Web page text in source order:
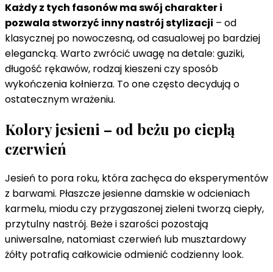
Każdy z tych fasonów ma swój charakter i
pozwala stworzyć inny nastrój stylizacji – od
klasycznej po nowoczesną, od casualowej po bardziej
elegancką. Warto zwrócić uwagę na detale: guziki,
długość rękawów, rodzaj kieszeni czy sposób
wykończenia kołnierza. To one często decydują o
ostatecznym wrażeniu.
Kolory jesieni – od beżu po ciepłą
czerwień
Jesień to pora roku, która zachęca do eksperymentów
z barwami. Płaszcze jesienne damskie w odcieniach
karmelu, miodu czy przygaszonej zieleni tworzą ciepły,
przytulny nastrój. Beże i szarości pozostają
uniwersalne, natomiast czerwień lub musztardowy
żółty potrafią całkowicie odmienić codzienny look.